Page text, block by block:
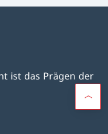
ist das Prägen der